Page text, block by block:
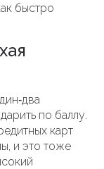
быстро
по баллу.
карт
и это тоже